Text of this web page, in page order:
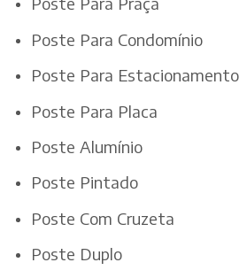
Poste Para Condomínio
Poste Para Estacionamento
Poste Para Placa
Poste Alumínio
Poste Pintado
Poste Com Cruzeta
Poste Duplo